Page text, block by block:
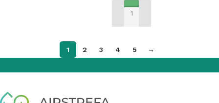
DODAJ DO KOSZYKA
1 2 3 4 5 →